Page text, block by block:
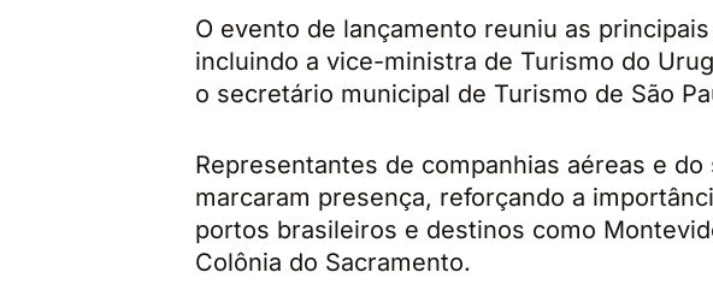
O evento de lançamento reuniu as
incluindo a vice-ministra de Turismo do
o secretário municipal de Turismo de São
Representantes de companhias aéreas e
marcaram presença, reforçando a
portos brasileiros e destinos como
Colônia do Sacramento.